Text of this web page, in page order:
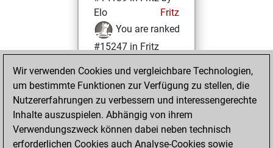
Elo
Fritz
You are ranked
#15247 in Fritz
Dienstag, April 5,
2022
You achieved a
BeautyScore of 9
Wir verwenden Cookies und vergleichbare Technologien,
um bestimmte Funktionen zur Verfügung zu stellen, die
Nutzererfahrungen zu verbessern und interessengerechte
Inhalte auszuspielen. Abhängig von ihrem
Verwendungszweck können dabei neben technisch
erforderlichen Cookies auch Analyse-Cookies sowie